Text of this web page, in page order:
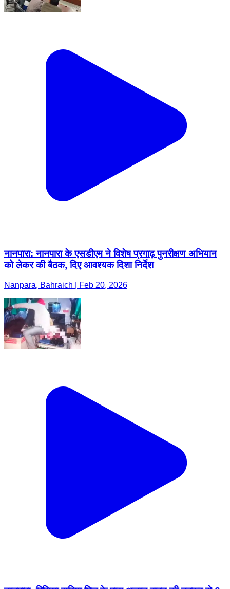
नानपारा: नानपारा के एसडीएम ने विशेष प्रगाढ़ पुनरीक्षण अभियान
को लेकर की बैठक, दिए आवश्यक दिशा निर्देश
Nanpara, Bahraich | Feb 20, 2026